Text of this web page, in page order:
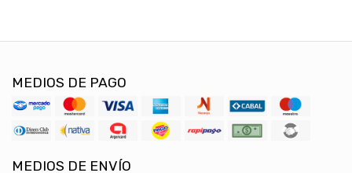
MEDIOS DE PAGO
MEDIOS DE ENVÍO